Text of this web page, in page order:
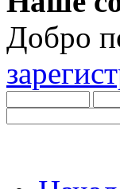
Добро